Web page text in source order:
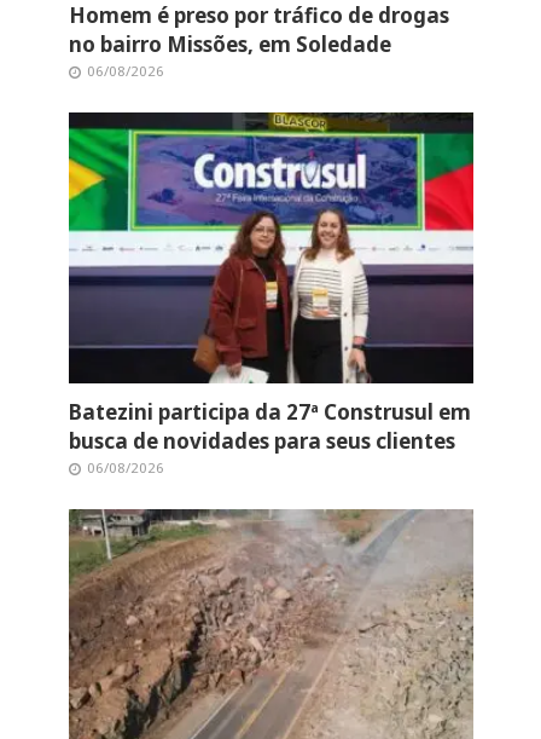
Homem é preso por tráfico de drogas
no bairro Missões, em Soledade
06/08/2026
Batezini participa da 27ª Construsul em
busca de novidades para seus clientes
06/08/2026